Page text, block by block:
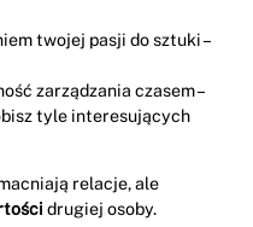
twojej pasji do sztuki –
zarządzania czasem –
tyle interesujących
relacje, ale
drugiej osoby.